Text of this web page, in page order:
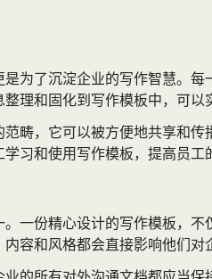
为了沉淀企业的写作智慧。
理和固化到写作模板中，可
畴，它可以被方便地共享和
习和使用写作模板，提高员工
一份精心设计的写作模板，
容和风格都会直接影响他们对